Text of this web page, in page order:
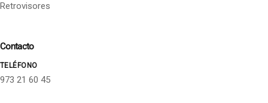
Retrovisores
Contacto
TELÉFONO
973 21 60 45